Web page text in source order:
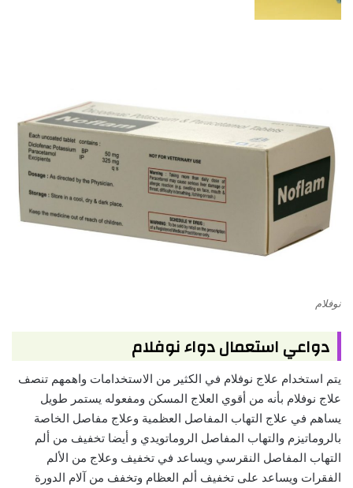
نوفلام
دواعي استعمال دواء نوفلام
يتم استخدام علاج نوفلام في الكثير من الاستخدامات واهمهم تنصف
علاج نوفلام بأنه من أقوي العلاج المسكن ومفعوله يستمر طويل
يساهم في علاج التهاب المفاصل العظمية وعلاج مفاصل الخاصة
بالروماتيزم والتهاب المفاصل الروماتويدي و أيضا تخفيف من ألم
التهاب المفاصل النقرسي ويساعد في تخفيف وعلاج من الألم
الفقرات ويساعد على تخفيف ألم العظام وتخفف من آلام الدورة